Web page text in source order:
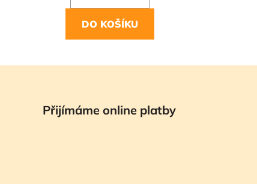
DO KOŠÍKU
Přijímáme online platby